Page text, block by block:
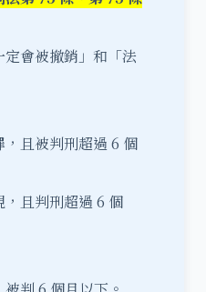
會被撤銷」和「法
，且被判刑超過 6 個
且判刑超過 6 個